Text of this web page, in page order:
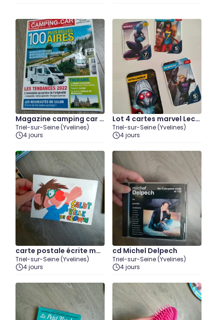
Magazine camping car n
ovembre 2021
Triel-sur-Seine (Yvelines)
4 jours
Lot 4 cartes marvel Lecle
rc
Triel-sur-Seine (Yvelines)
4 jours
carte postale écrite mai
s non affranchie
Triel-sur-Seine (Yvelines)
4 jours
cd Michel Delpech
Triel-sur-Seine (Yvelines)
4 jours